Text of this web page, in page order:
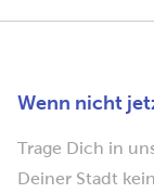
Wenn nicht
Trage Dich in
Deiner Stadt